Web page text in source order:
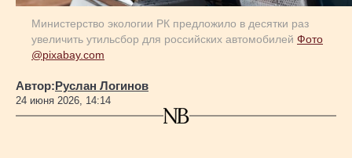
Министерство экологии РК предложило в десятки раз
увеличить утильсбор для российских автомобилей Фото
@pixabay.com
Автор:Руслан Логинов
24 июня 2026, 14:14